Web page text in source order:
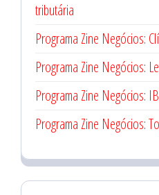
tributária
Programa Zine Negócios:
Programa Zine Negócios:
Programa Zine Negócios:
Programa Zine Negócios: